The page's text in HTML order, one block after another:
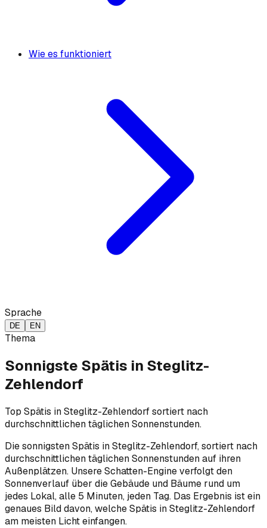
Wie es funktioniert
Sprache
DE EN
Thema
Sonnigste Spätis in Steglitz-
Zehlendorf
Top Spätis in Steglitz-Zehlendorf sortiert nach
durchschnittlichen täglichen Sonnenstunden.
Die sonnigsten Spätis in Steglitz-Zehlendorf, sortiert nach
durchschnittlichen täglichen Sonnenstunden auf ihren
Außenplätzen. Unsere Schatten-Engine verfolgt den
Sonnenverlauf über die Gebäude und Bäume rund um
jedes Lokal, alle 5 Minuten, jeden Tag. Das Ergebnis ist ein
genaues Bild davon, welche Spätis in Steglitz-Zehlendorf
am meisten Licht einfangen.